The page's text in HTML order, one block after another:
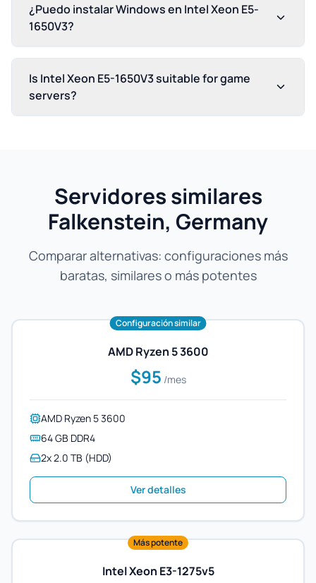
¿Puedo instalar Windows en Intel Xeon E5-
1650V3?
Is Intel Xeon E5-1650V3 suitable for game
servers?
Servidores similares
Falkenstein, Germany
Comparar alternativas: configuraciones más
baratas, similares o más potentes
Configuración similar
AMD Ryzen 5 3600
$95 /mes
AMD Ryzen 5 3600
64 GB DDR4
2x 2.0 TB (HDD)
Ver detalles
Más potente
Intel Xeon E3-1275v5